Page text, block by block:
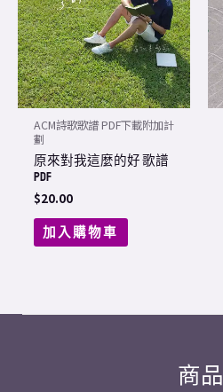
ACM詩歌歌譜 PDF下載附加計
劃
原來對我這麼的好 歌譜
PDF
$20.00
加入購物車
商品